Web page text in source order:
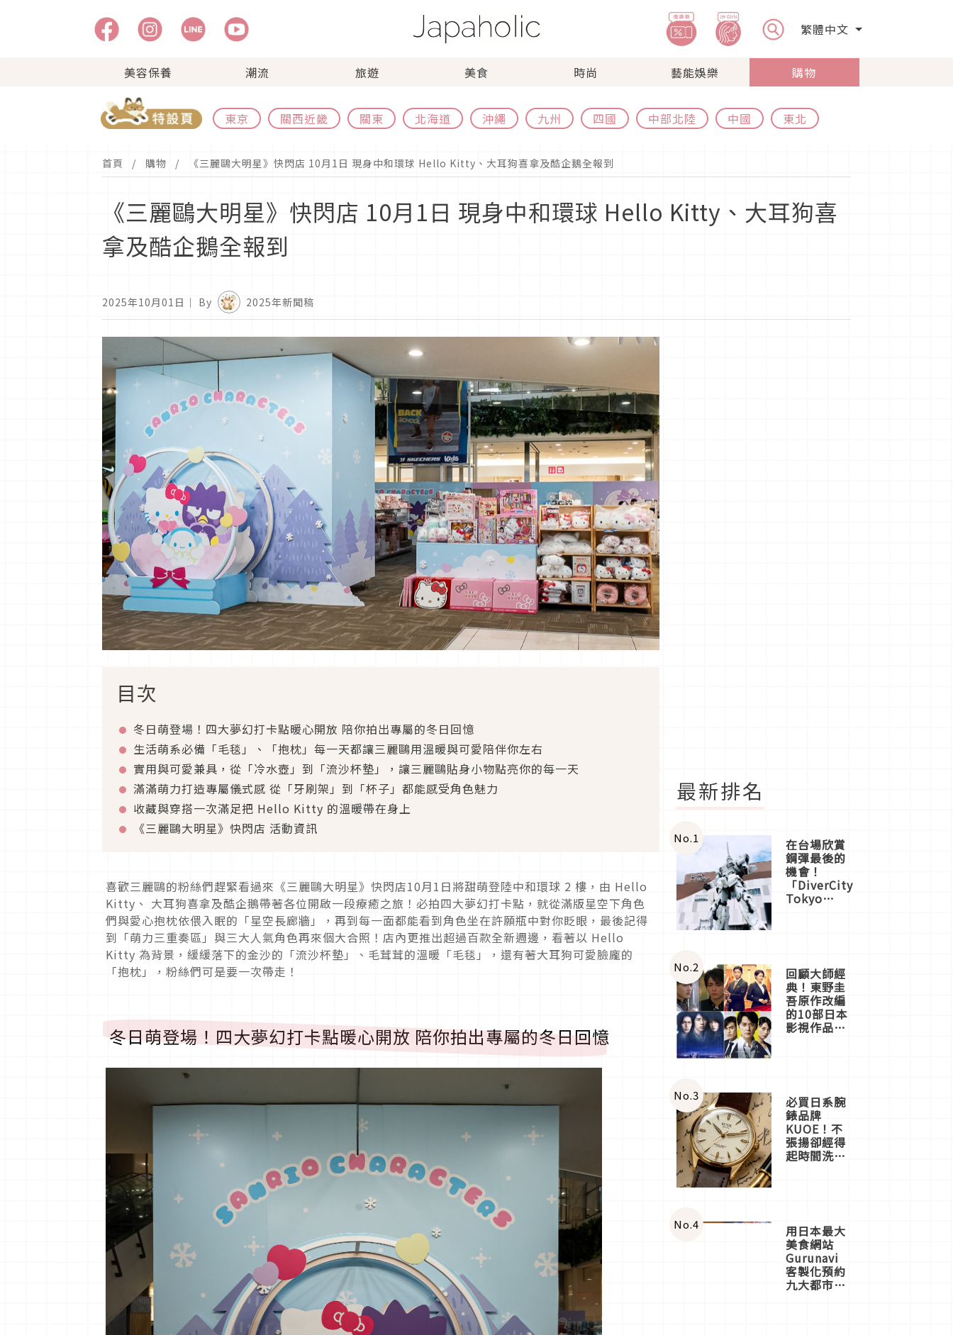
繁體中文
美容保養 潮流 旅遊 美食 時尚 藝能娛樂 購物
東京 關西近畿 關東 北海道 沖繩 九州 四國 中部北陸 中國 東北
首頁 購物 《三麗鷗大明星》快閃店 10月1日 現身中和環球 Hello Kitty、大耳狗喜拿及酷企鵝全報到
《三麗鷗大明星》快閃店 10月1日 現身中和環球 Hello Kitty、大耳狗喜
拿及酷企鵝全報到
2025年10月01日 ｜ By 2025年新聞稿
目次
冬日萌登場！四大夢幻打卡點暖心開放 陪你拍出專屬的冬日回憶
生活萌系必備「毛毯」、「抱枕」每一天都讓三麗鷗用溫暖與可愛陪伴你左右
實用與可愛兼具，從「冷水壺」到「流沙杯墊」，讓三麗鷗貼身小物點亮你的每一天
滿滿萌力打造專屬儀式感 從「牙刷架」到「杯子」都能感受角色魅力
收藏與穿搭一次滿足把 Hello Kitty 的溫暖帶在身上
《三麗鷗大明星》快閃店 活動資訊
喜歡三麗鷗的粉絲們趕緊看過來《三麗鷗大明星》快閃店10月1日將甜萌登陸中和環球 2 樓，由 Hello
Kitty、 大耳狗喜拿及酷企鵝帶著各位開啟一段療癒之旅！必拍四大夢幻打卡點，就從滿版星空下角色
們與愛心抱枕依偎入眠的「星空長廊牆」，再到每一面都能看到角色坐在許願瓶中對你眨眼，最後記得
到「萌力三重奏區」與三大人氣角色再來個大合照！店內更推出超過百款全新週邊，看著以 Hello
Kitty 為背景，緩緩落下的金沙的「流沙杯墊」、毛茸茸的溫暖「毛毯」，還有著大耳狗可愛臉龐的
「抱枕」，粉絲們可是要一次帶走！
冬日萌登場！四大夢幻打卡點暖心開放 陪你拍出專屬的冬日回憶
最新排名
No.1 在台場欣賞
鋼彈最後的
機會！
「DiverCity
Tokyo
體驗
No.2 回顧大師經
典！東野圭
吾原作改編
的10部日本
影視作品推
No.3 必買日系腕
錶品牌
KUOE！不
張揚卻經得
起時間洗鍊
No.4 用日本最大
美食網站
Gurunavi
客製化預約
九大都市餐